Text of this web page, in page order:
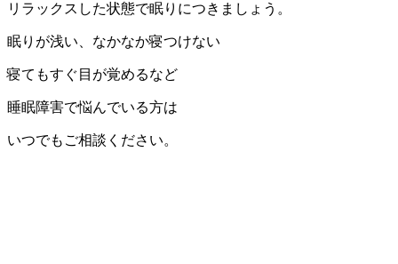
リラックスした状態で眠りにつきましょう。
眠りが浅い、なかなか寝つけない
寝てもすぐ目が覚めるなど
睡眠障害で悩んでいる方は
いつでもご相談ください。